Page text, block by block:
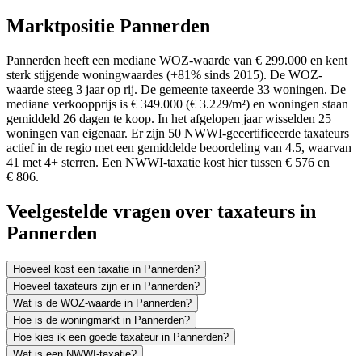
Marktpositie Pannerden
Pannerden heeft een mediane WOZ-waarde van € 299.000 en kent
sterk stijgende woningwaardes (+81% sinds 2015). De WOZ-
waarde steeg 3 jaar op rij. De gemeente taxeerde 33 woningen. De
mediane verkoopprijs is € 349.000 (€ 3.229/m²) en woningen staan
gemiddeld 26 dagen te koop. In het afgelopen jaar wisselden 25
woningen van eigenaar. Er zijn 50 NWWI-gecertificeerde taxateurs
actief in de regio met een gemiddelde beoordeling van 4.5, waarvan
41 met 4+ sterren. Een NWWI-taxatie kost hier tussen € 576 en
€ 806.
Veelgestelde vragen over taxateurs in
Pannerden
Hoeveel kost een taxatie in Pannerden?
Hoeveel taxateurs zijn er in Pannerden?
Wat is de WOZ-waarde in Pannerden?
Hoe is de woningmarkt in Pannerden?
Hoe kies ik een goede taxateur in Pannerden?